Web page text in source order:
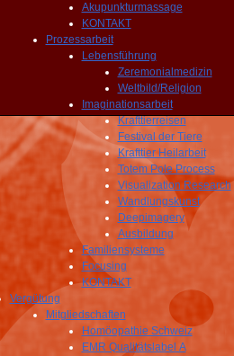
Akupunkturmassage
KONTAKT
Prozessarbeit
Lebensführung
Zeremonialmedizin
Weltbild/Religion
Imaginationsarbeit
Krafttierreisen
Festival der Tiere
Krafttier Heilarbeit
Totem Pole Process
Visualization Research
Wandlungskunst
Deepimagery
Ausbildung
Familiensysteme
Focusing
KONTAKT
Vergütung
Mitgliedschaften
Homöopathie Schweiz
EMR Qualitätslabel A